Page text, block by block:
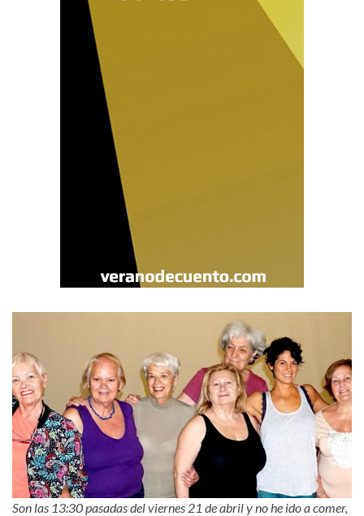
Son las 13:30 pasadas del viernes 21 de abril y no he ido a comer,